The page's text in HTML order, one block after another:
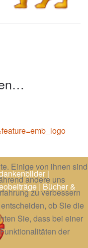
|
|Bücher &
Einige von ihnen sind
andere uns
zu verbessern
ob Sie die
Sie, dass bei einer
der